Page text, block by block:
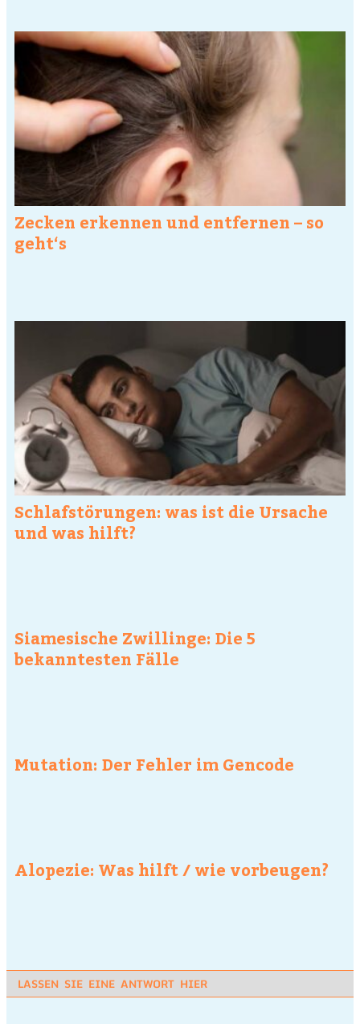
Zecken erkennen und entfernen – so
geht‘s
Schlafstörungen: was ist die Ursache
und was hilft?
Siamesische Zwillinge: Die 5
bekanntesten Fälle
Mutation: Der Fehler im Gencode
Alopezie: Was hilft / wie vorbeugen?
LASSEN SIE EINE ANTWORT HIER